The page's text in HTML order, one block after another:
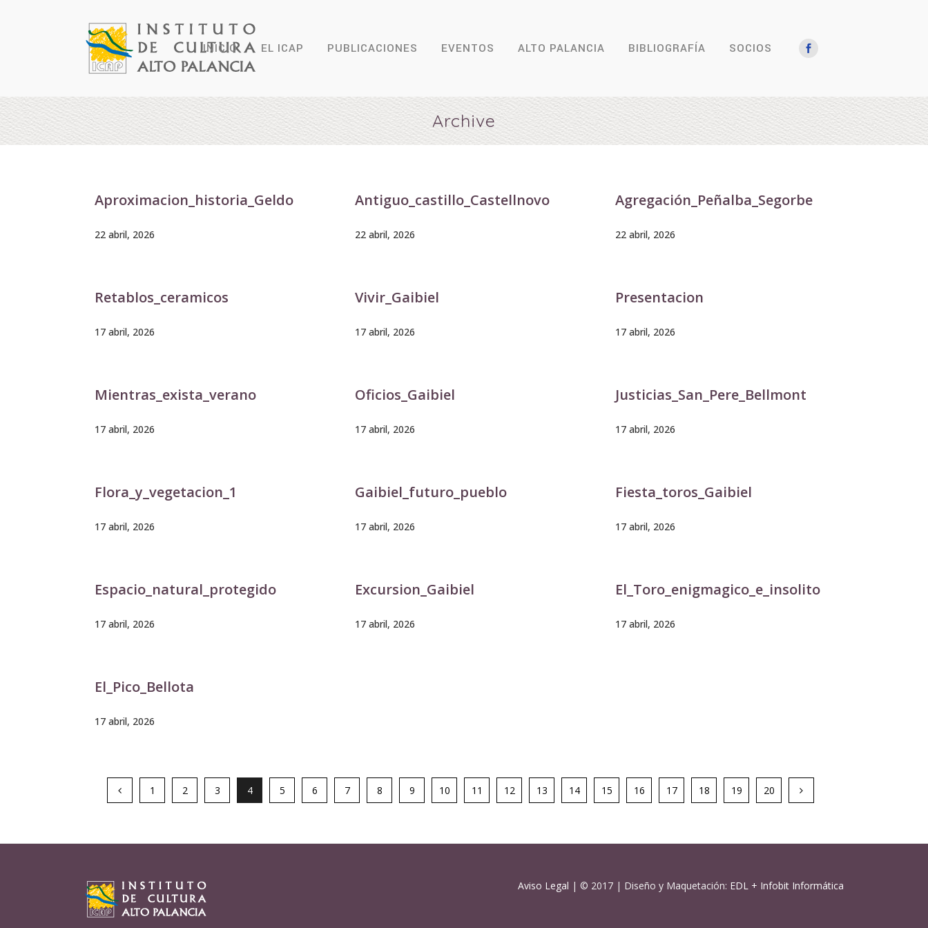
INICIO EL ICAP PUBLICACIONES EVENTOS ALTO PALANCIA BIBLIOGRAFÍA SOCIOS
Archive
Aproximacion_historia_Geldo
22 abril, 2026
Antiguo_castillo_Castellnovo
22 abril, 2026
Agregación_Peñalba_Segorbe
22 abril, 2026
Retablos_ceramicos
17 abril, 2026
Vivir_Gaibiel
17 abril, 2026
Presentacion
17 abril, 2026
Mientras_exista_verano
17 abril, 2026
Oficios_Gaibiel
17 abril, 2026
Justicias_San_Pere_Bellmont
17 abril, 2026
Flora_y_vegetacion_1
17 abril, 2026
Gaibiel_futuro_pueblo
17 abril, 2026
Fiesta_toros_Gaibiel
17 abril, 2026
Espacio_natural_protegido
17 abril, 2026
Excursion_Gaibiel
17 abril, 2026
El_Toro_enigmagico_e_insolito
17 abril, 2026
El_Pico_Bellota
17 abril, 2026
1 2 3 4 5 6 7 8 9 10 11 12 13 14 15 16 17 18 19 20
Aviso Legal | © 2017 | Diseño y Maquetación: EDL + Infobit Informática